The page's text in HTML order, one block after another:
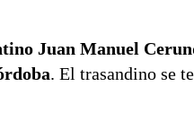
Juan Manuel
. El trasandino se